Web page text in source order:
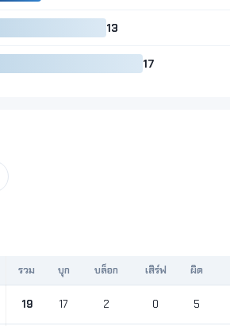
13
17
รวม บุก บล็อก เสิร์ฟ ผิด
19 17 2 0 5